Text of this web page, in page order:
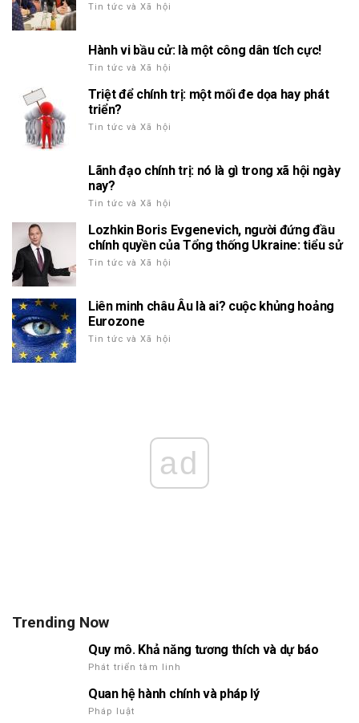
Tin tức và Xã hội
Hành vi bầu cử: là một công dân tích cực!
Tin tức và Xã hội
Triệt để chính trị: một mối đe dọa hay phát
triển?
Tin tức và Xã hội
Lãnh đạo chính trị: nó là gì trong xã hội ngày
nay?
Tin tức và Xã hội
Lozhkin Boris Evgenevich, người đứng đầu
chính quyền của Tổng thống Ukraine: tiểu sử
Tin tức và Xã hội
Liên minh châu Âu là ai? cuộc khủng hoảng
Eurozone
Tin tức và Xã hội
ad
Trending Now
Quy mô. Khả năng tương thích và dự báo
Phát triển tâm linh
Quan hệ hành chính và pháp lý
Pháp luật